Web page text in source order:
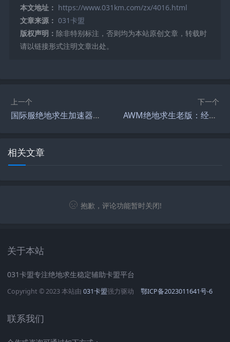
本文地址： https://www.031km.com/zx/4016.html
文章来源： 031卡盟
版权声明： 除非特别标注，否则均为本站原创文章，转载时
请以链接形式注明文章出处。
上一个
国际服绝地求生加速器推荐-如何选择高效的国际服绝地求生加速器
下一个
AWM绝地求生老版：经典枪械与回忆-AWM绝地求生老版玩法与技巧解析
相关文章
抱歉，评论功能暂时关闭!
关于本站
031卡盟专注绝地求生稳定辅助卡盟平台
Copyright © 2023 本站由 031卡盟强力驱动 鄂ICP备2023011641号-6
联系我们